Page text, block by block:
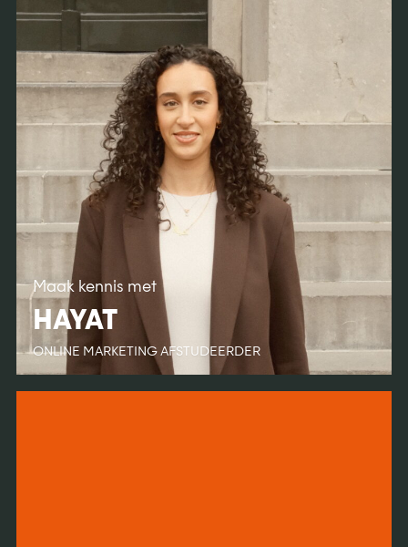
Maak kennis met
HAYAT
ONLINE MARKETING AFSTUDEERDER